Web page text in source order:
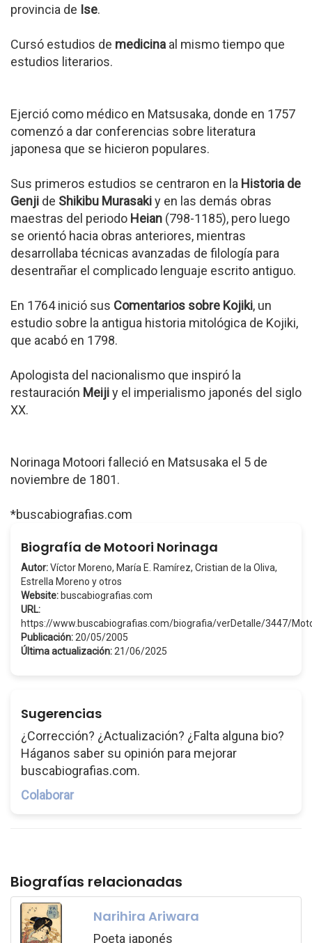
provincia de Ise.
Cursó estudios de medicina al mismo tiempo que
estudios literarios.
Ejerció como médico en Matsusaka, donde en 1757
comenzó a dar conferencias sobre literatura
japonesa que se hicieron populares.
Sus primeros estudios se centraron en la Historia de
Genji de Shikibu Murasakiy en las demás obras
maestras del periodo Heian (798-1185), pero luego
se orientó hacia obras anteriores, mientras
desarrollaba técnicas avanzadas de filología para
desentrañar el complicado lenguaje escrito antiguo.
En 1764 inició sus Comentarios sobre Kojiki, un
estudio sobre la antigua historia mitológica de Kojiki,
que acabó en 1798.
Apologista del nacionalismo que inspiró la
restauración Meijiy el imperialismo japonés del siglo
XX.
Norinaga Motoori falleció en Matsusaka el 5 de
noviembre de 1801.
*buscabiografias.com
Biografía de Motoori Norinaga
Autor:Víctor Moreno, María E. Ramírez, Cristian de la Oliva,
Estrella Moreno y otros
Website: buscabiografias.com
URL:
https://www.buscabiografias.com/biografia/verDetalle/3447/
Publicación: 20/05/2005
Última actualización: 21/06/2025
Sugerencias
¿Corrección? ¿Actualización? ¿Falta alguna bio?
Háganos saber su opinión para mejorar
buscabiografias.com.
Colaborar
Biografías relacionadas
Narihira Ariwara
Poeta japonés